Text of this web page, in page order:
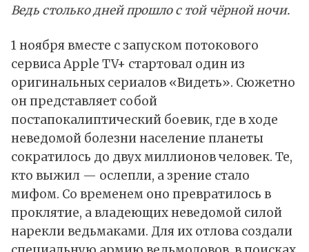
Ведь столько дней прошло с той чёрной ночи.
1 ноября вместе с запуском потокового
сервиса Apple TV+ стартовал один из
оригинальных сериалов «Видеть». Сюжетно
он представляет собой
постапокалиптический боевик, где в ходе
неведомой болезни население планеты
сократилось до двух миллионов человек. Те,
кто выжил — ослепли, а зрение стало
мифом. Со временем оно превратилось в
проклятие, а владеющих неведомой силой
нарекли ведьмаками. Для их отлова создали